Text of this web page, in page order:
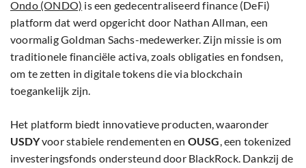
Ondo (ONDO) is een gedecentraliseerd finance (DeFi)
platform dat werd opgericht door Nathan Allman, een
voormalig Goldman Sachs-medewerker. Zijn missie is om
traditionele financiële activa, zoals obligaties en fondsen,
om te zetten in digitale tokens die via blockchain
toegankelijk zijn.
Het platform biedt innovatieve producten, waaronder
USDYvoor stabiele rendementen en OUSG, een tokenized
investeringsfonds ondersteund door BlackRock. Dankzij de